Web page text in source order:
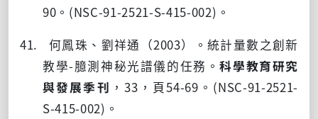
90 。 (NSC-91-2521-S-415-002) 。
41. 何鳳珠、劉祥通（2003）。統計量數之創新
教學-臆測神秘光譜儀的任務。科學教育研究
與發展季刊 ， 33 ，頁54-69 。 (NSC-91-2521-
S-415-002) 。